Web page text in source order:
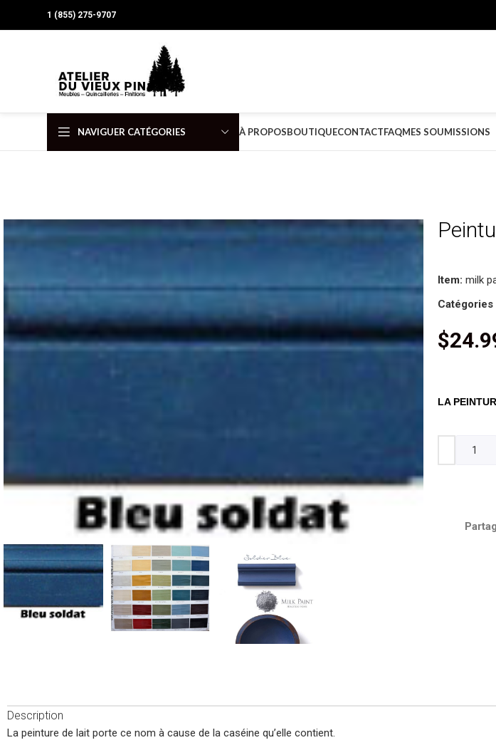
1 (855) 275-9707
NAVIGUER CATÉGORIES À PROPOSBOUTIQUECONTACTFAQMES SOUMISSIONS
Item: milk
Catégories
$
LA
Description
La peinture de lait porte ce nom à cause de la caséine qu’elle contient.